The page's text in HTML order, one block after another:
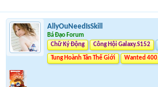
AllyOuNeedIsSkill
Bá Đạo Forum
Chữ Ký Động
Công Hội Galaxy.S152
Tung Hoành Tân Thế Giới Wanted